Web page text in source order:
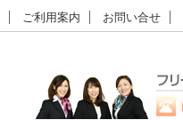
ご利用案内 お問い合せ